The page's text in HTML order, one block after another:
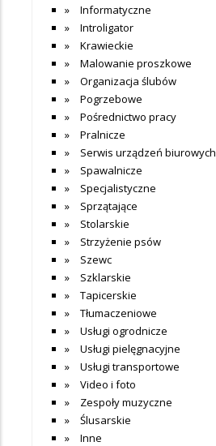
Informatyczne
Introligator
Krawieckie
Malowanie proszkowe
Organizacja ślubów
Pogrzebowe
Pośrednictwo pracy
Pralnicze
Serwis urządzeń biurowych
Spawalnicze
Specjalistyczne
Sprzątające
Stolarskie
Strzyżenie psów
Szewc
Szklarskie
Tapicerskie
Tłumaczeniowe
Usługi ogrodnicze
Usługi pielęgnacyjne
Usługi transportowe
Video i foto
Zespoły muzyczne
Ślusarskie
Inne